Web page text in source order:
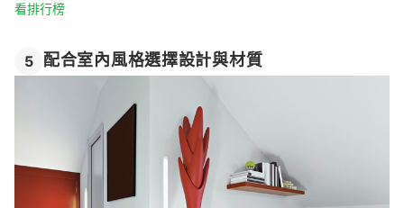
看排行榜
5 配合室內風格選擇設計與材質